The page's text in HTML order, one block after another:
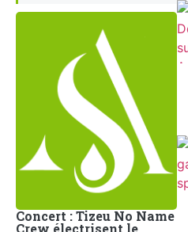
Concert : Tizeu No Name
Crew électrisent le